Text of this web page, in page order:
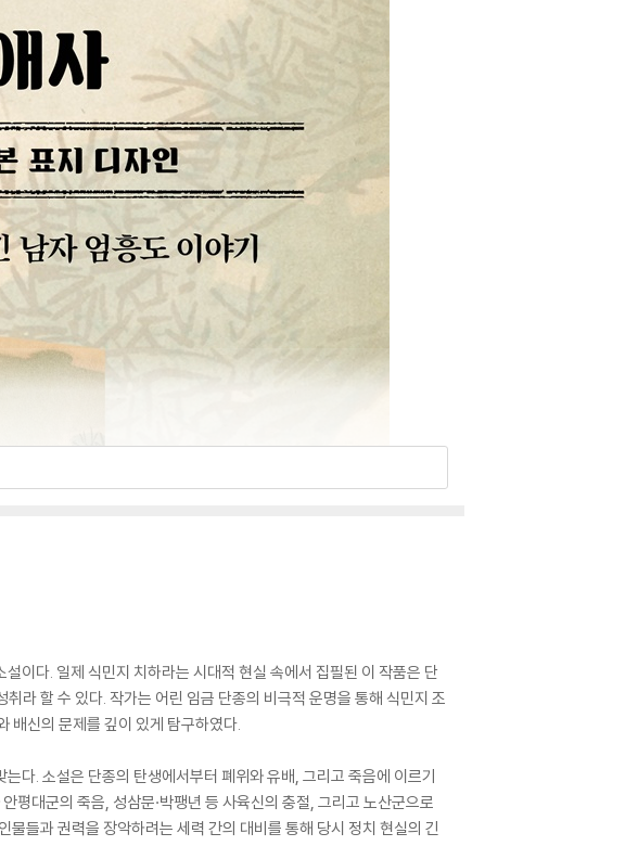
설이다. 일제 식민지 치하라는 시대적 현실 속에서 집필된 이 작품은 단
라 할 수 있다. 작가는 어린 임금 단종의 비극적 운명을 통해 식민지 조
배신의 문제를 깊이 있게 탐구하였다.
다. 소설은 단종의 탄생에서부터 폐위와 유배, 그리고 죽음에 이르기
평대군의 죽음, 성삼문·박팽년 등 사육신의 충절, 그리고 노산군으로
들과 권력을 장악하려는 세력 간의 대비를 통해 당시 정치 현실의 긴